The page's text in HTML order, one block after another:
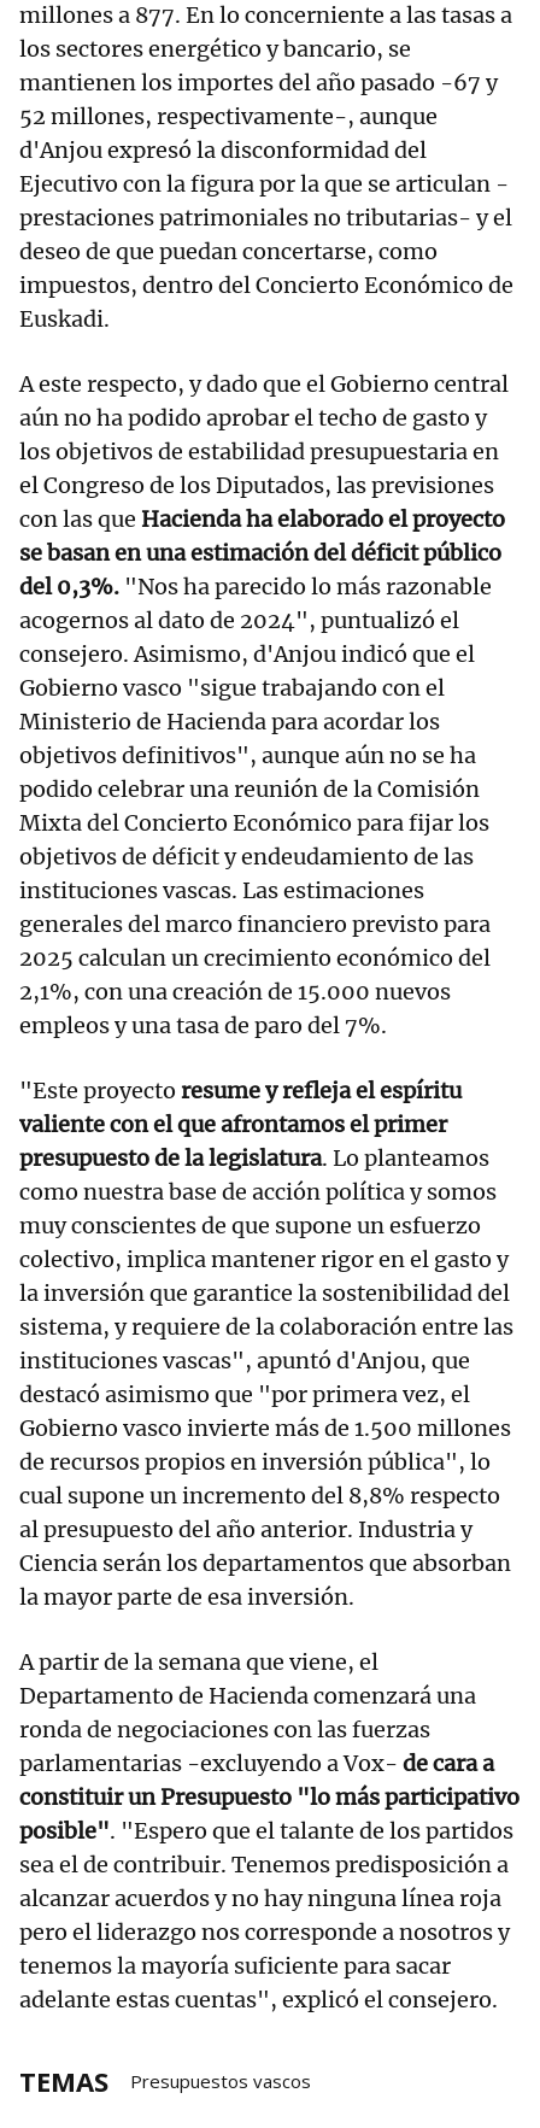
millones a 877. En lo concerniente a las tasas a
los sectores energético y bancario, se
mantienen los importes del año pasado -67 y
52 millones, respectivamente-, aunque
d'Anjou expresó la disconformidad del
Ejecutivo con la figura por la que se articulan -
prestaciones patrimoniales no tributarias- y el
deseo de que puedan concertarse, como
impuestos, dentro del Concierto Económico de
Euskadi.
A este respecto, y dado que el Gobierno central
aún no ha podido aprobar el techo de gasto y
los objetivos de estabilidad presupuestaria en
el Congreso de los Diputados, las previsiones
con las que Hacienda ha elaborado el proyecto
se basan en una estimación del déficit público
del 0,3%. "Nos ha parecido lo más razonable
acogernos al dato de 2024", puntualizó el
consejero. Asimismo, d'Anjou indicó que el
Gobierno vasco "sigue trabajando con el
Ministerio de Hacienda para acordar los
objetivos definitivos", aunque aún no se ha
podido celebrar una reunión de la Comisión
Mixta del Concierto Económico para fijar los
objetivos de déficit y endeudamiento de las
instituciones vascas. Las estimaciones
generales del marco financiero previsto para
2025 calculan un crecimiento económico del
2,1%, con una creación de 15.000 nuevos
empleos y una tasa de paro del 7%.
"Este proyecto resume y refleja el espíritu
valiente con el que afrontamos el primer
presupuesto de la legislatura. Lo planteamos
como nuestra base de acción política y somos
muy conscientes de que supone un esfuerzo
colectivo, implica mantener rigor en el gasto y
la inversión que garantice la sostenibilidad del
sistema, y requiere de la colaboración entre las
instituciones vascas", apuntó d'Anjou, que
destacó asimismo que "por primera vez, el
Gobierno vasco invierte más de 1.500 millones
de recursos propios en inversión pública", lo
cual supone un incremento del 8,8% respecto
al presupuesto del año anterior. Industria y
Ciencia serán los departamentos que absorban
la mayor parte de esa inversión.
A partir de la semana que viene, el
Departamento de Hacienda comenzará una
ronda de negociaciones con las fuerzas
parlamentarias -excluyendo a Vox- de cara a
constituir un Presupuesto "lo más participativo
posible". "Espero que el talante de los partidos
sea el de contribuir. Tenemos predisposición a
alcanzar acuerdos y no hay ninguna línea roja
pero el liderazgo nos corresponde a nosotros y
tenemos la mayoría suficiente para sacar
adelante estas cuentas", explicó el consejero.
TEMAS Presupuestos vascos